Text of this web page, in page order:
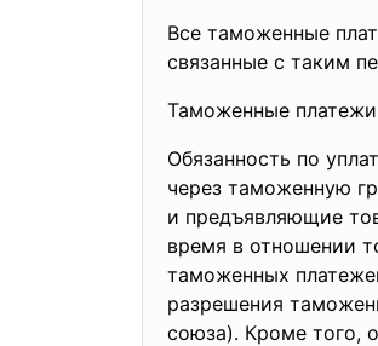
Все таможенные
связанные с таким
Таможенные
Обязанность по
через таможенную
и предъявляющие
время в отношении
таможенных
разрешения
союза). Кроме того,